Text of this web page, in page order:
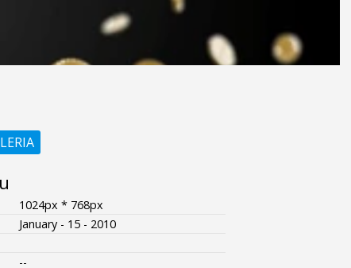
1024px * 768px
January - 15 - 2010
--